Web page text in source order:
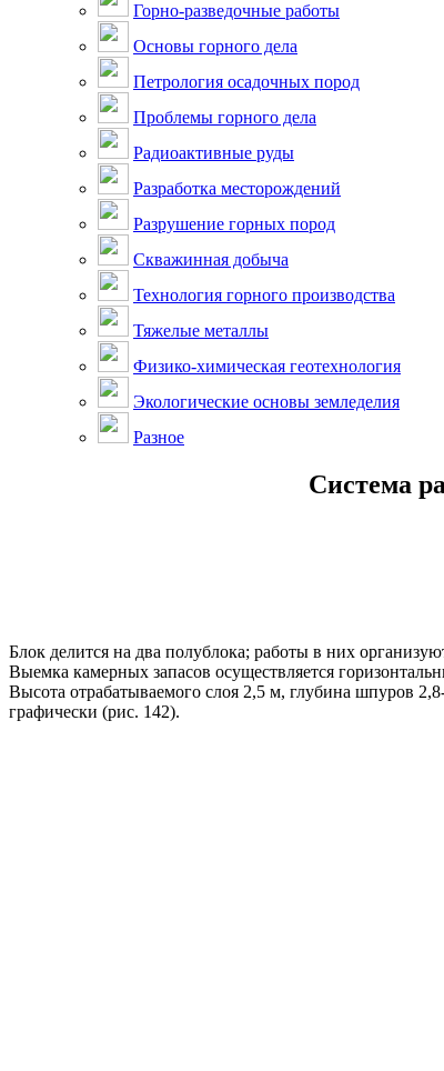
Горно-разведочные работы
Основы горного дела
Петрология осадочных пород
Проблемы горного дела
Радиоактивные руды
Разработка месторождений
Разрушение горных пород
Скважинная добыча
Технология горного производства
Тяжелые металлы
Физико-химическая геотехнология
Экологические основы земледелия
Разное
Система
Блок делится на два полублока; работы в них
Выемка камерных запасов осуществляется
Высота отрабатываемого слоя 2,5 м, глубина шпуров
графически (рис. 142).